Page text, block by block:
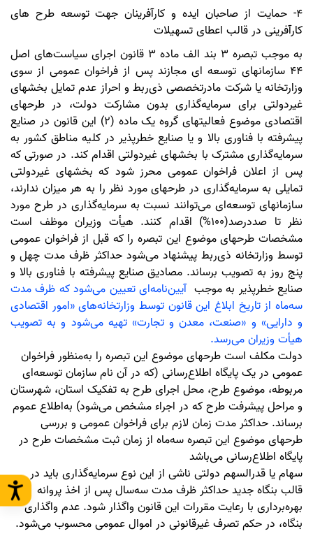
4- حمایت از صاحبان ایده و کارآفرینان جهت توسعه طرح های
کارآفرینی در قالب اعطای تسهیلات
به موجب تبصره 3 بند الف ماده 3 قانون اجرای سیاست‌های اصل
44 سازمانهای توسعه ای مجازند پس از فراخوان عمومی از سوی
وزارتخانه یا شرکت مادرتخصصی ذی‌ربط و احراز عدم تمایل بخشهای
غیردولتی برای سرمایه‌گذاری بدون مشارکت دولت، در طرحهای
اقتصادی موضوع فعالیتهای گروه یک ماده (2) این قانون در صنایع
پیشرفته با فناوری بالا و یا صنایع خطرپذیر در کلیه مناطق کشور به
سرمایه‌گذاری مشترک با بخشهای غیردولتی اقدام کند. در صورتی که
پس از اعلان فراخوان عمومی محرز شود که بخشهای غیردولتی
تمایلی به سرمایه‌گذاری در طرحهای مورد نظر را به هر میزان ندارند،
سازمانهای توسعه‌ای می‌توانند نسبت به سرمایه‌گذاری در طرح مورد
نظر تا صددرصد(100%) اقدام کنند. هیأت وزیران موظف است
مشخصات طرحهای موضوع این تبصره را که قبل از فراخوان عمومی
توسط وزارتخانه ذی‌ربط پیشنهاد می‌شود حداکثر ظرف مدت چهل و
پنج روز به تصویب برساند. مصادیق صنایع پیشرفته با فناوری بالا و
صنایع خطرپذیر به موجبآیین‌نامه‌ای تعیین می‌شود که ظرف مدت
سه‌ماه از تاریخ ابلاغ این قانون توسط وزارتخانه‌های «امور اقتصادی
و دارایی» و «صنعت، معدن و تجارت» تهیه می‌شود و به تصویب
هیأت وزیران می‌رسد.
دولت مکلف است طرحهای موضوع این تبصره را به‌منظور فراخوان
عمومی در یک پایگاه اطلاع‌رسانی (که در آن نام سازمان توسعه‌ای
مربوطه، موضوع طرح، محل اجرای طرح به تفکیک استان، شهرستان
و مراحل پیشرفت طرح که در اجراء مشخص می‌شود) به‌اطلاع عموم
برساند. حداکثر مدت زمان لازم برای فراخوان عمومی و بررسی
طرحهای موضوع این تبصره سه‌ماه از زمان ثبت مشخصات طرح در
پایگاه اطلاع‌رسانی می‌باشد
سهام یا قدرالسهم دولتی ناشی از این نوع سرمایه‌گذاری‌ باید در
قالب بنگاه جدید حداکثر ظرف مدت سه‌سال پس از اخذ پروانه
بهره‌برداری با رعایت مقررات این قانون واگذار شود. عدم واگذاری
بنگاه، در حکم تصرف غیرقانونی در اموال عمومی محسوب می‌شود.